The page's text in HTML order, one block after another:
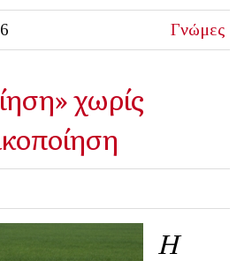
Γνώμες
χωρίς
Η